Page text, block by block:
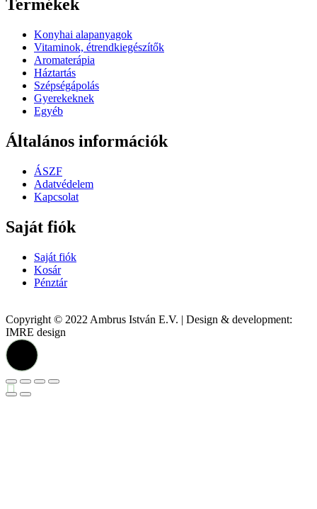
Termékek
Konyhai alapanyagok
Vitaminok, étrendkiegészítők
Aromaterápia
Háztartás
Szépségápolás
Gyerekeknek
Egyéb
Általános információk
ÁSZF
Adatvédelem
Kapcsolat
Saját fiók
Saját fiók
Kosár
Pénztár
Copyright © 2022 Ambrus István E.V. | Design & development:
IMRE design